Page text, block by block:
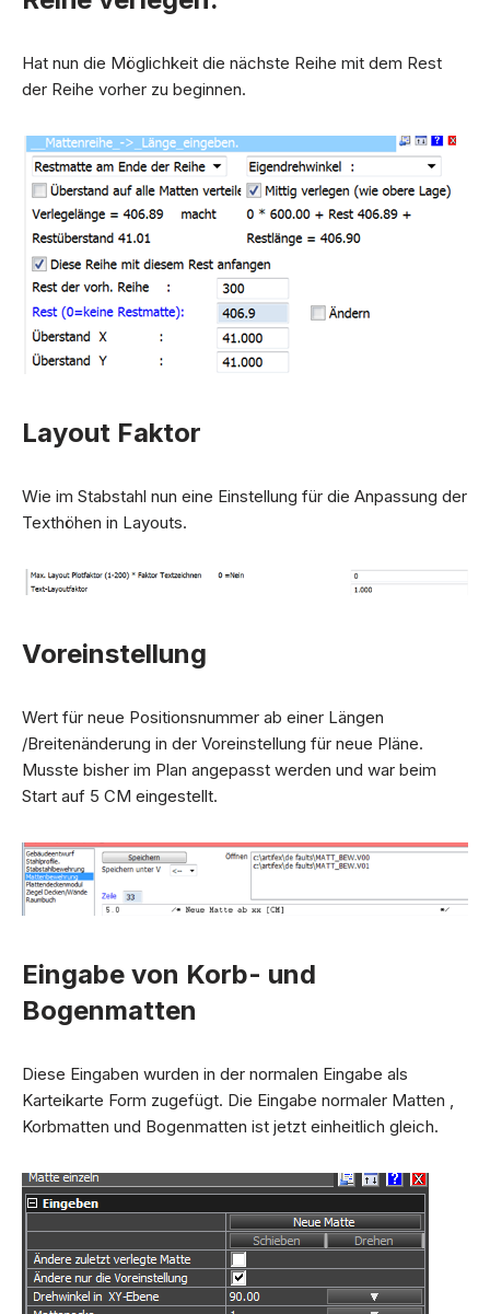
Hat nun die Möglichkeit die nächste Reihe mit dem Rest
der Reihe vorher zu beginnen.
Layout Faktor
Wie im Stabstahl nun eine Einstellung für die Anpassung der
Texthöhen in Layouts.
Voreinstellung
Wert für neue Positionsnummer ab einer Längen
/Breitenänderung in der Voreinstellung für neue Pläne.
Musste bisher im Plan angepasst werden und war beim
Start auf 5 CM eingestellt.
Eingabe von Korb- und
Bogenmatten
Diese Eingaben wurden in der normalen Eingabe als
Karteikarte Form zugefügt. Die Eingabe normaler Matten ,
Korbmatten und Bogenmatten ist jetzt einheitlich gleich.